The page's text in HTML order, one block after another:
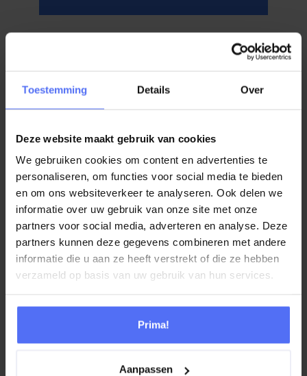
Toestemming Details Over
Deze website maakt gebruik van cookies
We gebruiken cookies om content en advertenties te
personaliseren, om functies voor social media te bieden
en om ons websiteverkeer te analyseren. Ook delen we
informatie over uw gebruik van onze site met onze
partners voor social media, adverteren en analyse. Deze
partners kunnen deze gegevens combineren met andere
informatie die u aan ze heeft verstrekt of die ze hebben
verzameld op basis van uw gebruik van hun services.
Prima!
Aanpassen
Ik ontvang graag het e-book van Genesys